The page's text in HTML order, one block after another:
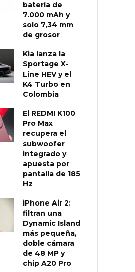
batería de
7.000 mAh y
solo 7,34 mm
de grosor
Kia lanza la
Sportage X-
Line HEV y el
K4 Turbo en
Colombia
El REDMI K100
Pro Max
recupera el
subwoofer
integrado y
apuesta por
pantalla de 185
Hz
iPhone Air 2:
filtran una
Dynamic Island
más pequeña,
doble cámara
de 48 MP y
chip A20 Pro